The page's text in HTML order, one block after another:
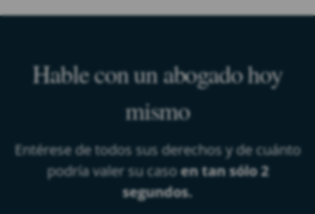
Hable con un abogado hoy
mismo
Entérese de todos sus derechos y de cuánto
podría valer su casoen tan sólo 2
segundos.